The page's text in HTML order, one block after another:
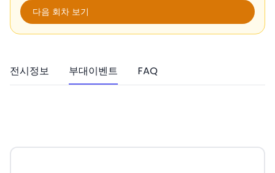
다음 회차 보기
전시정보 부대이벤트 FAQ